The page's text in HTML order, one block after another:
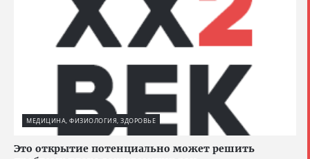
МЕДИЦИНА, ФИЗИОЛОГИЯ, ЗДОРОВЬЕ
Это открытие потенциально может решить